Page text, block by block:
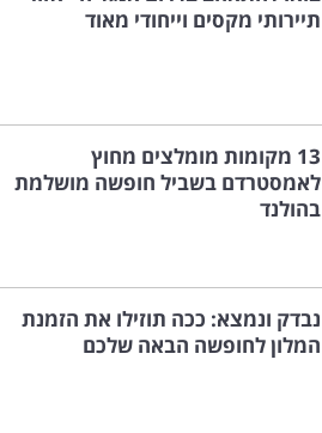
תיירותי מקסים וייחודי מאוד
13 מקומות מומלצים מחוץ
לאמסטרדם בשביל חופשה מושלמת
בהולנד
נבדק ונמצא: ככה תוזילו את הזמנת
המלון לחופשה הבאה שלכם